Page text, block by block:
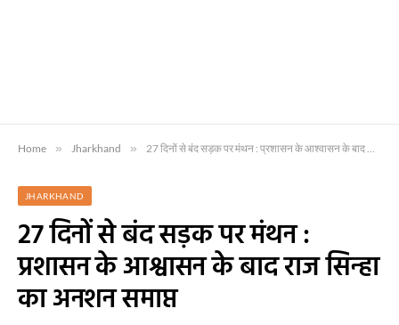
Home » Jharkhand » 27 दिनों से बंद सड़क पर मंथन : प्रशासन के आश्वासन के बाद राज सिन्हा का अनशन समाप्त
JHARKHAND
27 दिनों से बंद सड़क पर मंथन :
प्रशासन के आश्वासन के बाद राज सिन्हा
का अनशन समाप्त